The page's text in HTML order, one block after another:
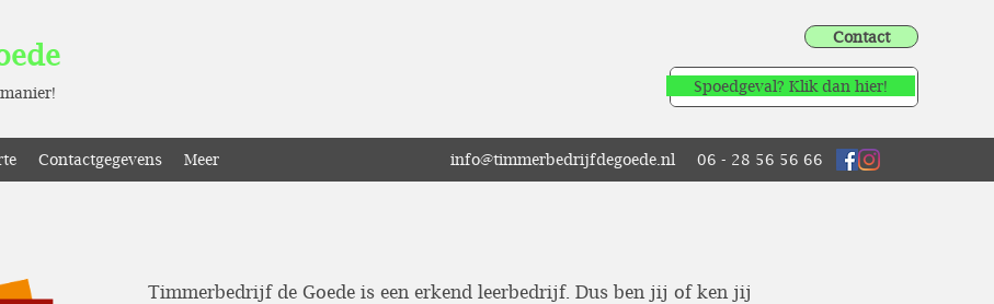
manier!
Contact
Contactgegevens Meer info@timmerbedrijfdegoede.nl 06 - 28 56 56 66
Spoedgeval? Klik dan hier!
Timmerbedrijf de Goede is een erkend leerbedrijf. Dus ben jij of ken jij